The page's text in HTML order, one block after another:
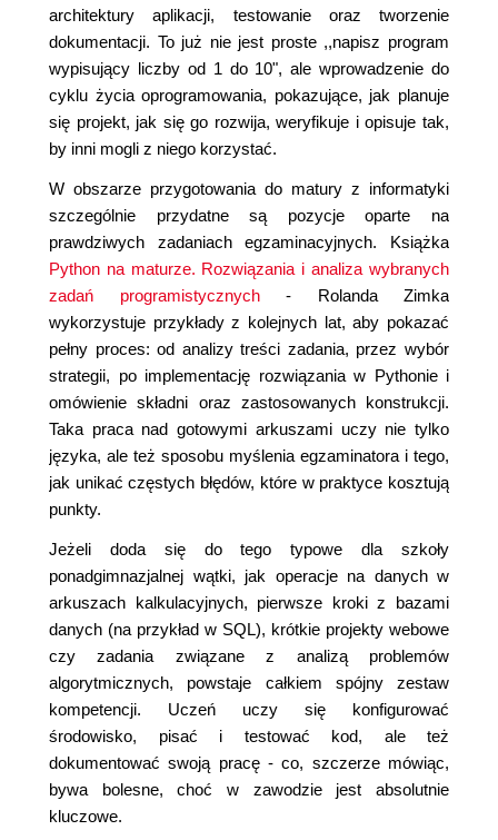
architektury aplikacji, testowanie oraz tworzenie
dokumentacji. To już nie jest proste ,,napisz program
wypisujący liczby od 1 do 10", ale wprowadzenie do
cyklu życia oprogramowania, pokazujące, jak planuje
się projekt, jak się go rozwija, weryfikuje i opisuje tak,
by inni mogli z niego korzystać.
W obszarze przygotowania do matury z informatyki
szczególnie przydatne są pozycje oparte na
prawdziwych zadaniach egzaminacyjnych. Książka
Python na maturze. Rozwiązania i analiza wybranych
zadań programistycznych- Rolanda Zimka
wykorzystuje przykłady z kolejnych lat, aby pokazać
pełny proces: od analizy treści zadania, przez wybór
strategii, po implementację rozwiązania w Pythonie i
omówienie składni oraz zastosowanych konstrukcji.
Taka praca nad gotowymi arkuszami uczy nie tylko
języka, ale też sposobu myślenia egzaminatora i tego,
jak unikać częstych błędów, które w praktyce kosztują
punkty.
Jeżeli doda się do tego typowe dla szkoły
ponadgimnazjalnej wątki, jak operacje na danych w
arkuszach kalkulacyjnych, pierwsze kroki z bazami
danych (na przykład w SQL), krótkie projekty webowe
czy zadania związane z analizą problemów
algorytmicznych, powstaje całkiem spójny zestaw
kompetencji. Uczeń uczy się konfigurować
środowisko, pisać i testować kod, ale też
dokumentować swoją pracę - co, szczerze mówiąc,
bywa bolesne, choć w zawodzie jest absolutnie
kluczowe.